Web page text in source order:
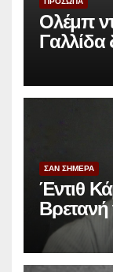
Ολέμπ
Γαλλίδα
ΣΑΝ ΣΗΜΕΡΑ
Έντιθ